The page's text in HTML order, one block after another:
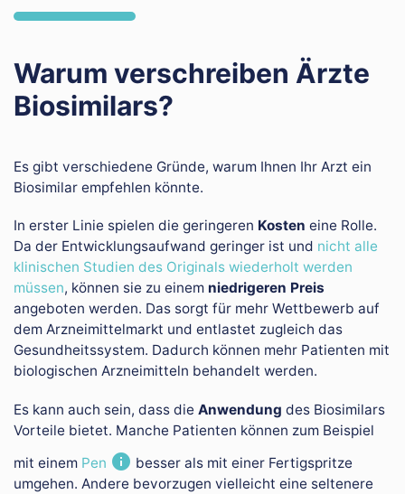
Warum verschreiben Ärzte
Biosimilars?
Es gibt verschiedene Gründe, warum Ihnen Ihr Arzt ein
Biosimilar empfehlen könnte.
In erster Linie spielen die geringeren Kosten eine Rolle.
Da der Entwicklungsaufwand geringer ist und nicht alle
klinischen Studien des Originals wiederholt werden
müssen, können sie zu einem niedrigeren Preis
angeboten werden. Das sorgt für mehr Wettbewerb auf
dem Arzneimittelmarkt und entlastet zugleich das
Gesundheitssystem. Dadurch können mehr Patienten mit
biologischen Arzneimitteln behandelt werden.
Es kann auch sein, dass die Anwendung des Biosimilars
Vorteile bietet. Manche Patienten können zum Beispiel
mit einem Pen
besser als mit einer Fertigspritze
umgehen. Andere bevorzugen vielleicht eine seltenere